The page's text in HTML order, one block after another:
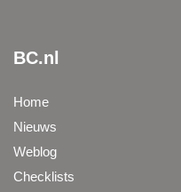
BC.nl
Home
Nieuws
Weblog
Checklists